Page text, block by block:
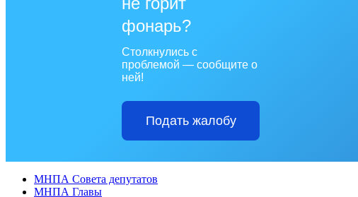
фонарь?
Столкнулись с
проблемой — сообщите о
ней!
Подать жалобу
МНПА Совета депутатов
МНПА Главы